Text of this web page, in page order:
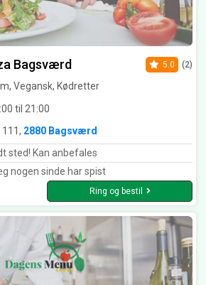
Bagsværd
Vegansk, Kødretter
til 21:00
5.0 (2)
2880 Bagsværd
sted! Kan anbefales
nogen sinde har spist
Ring og bestil